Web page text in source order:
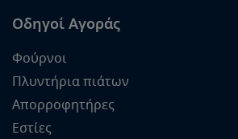
Οδηγοί Αγοράς
Φούρνοι
Πλυντήρια πιάτων
Απορροφητήρες
Εστίες